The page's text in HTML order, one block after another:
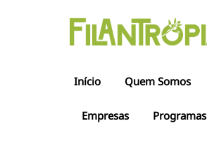
Início Quem Somos
Empresas Programas